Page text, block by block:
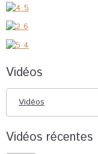
Vidéos
Vidéos
Vidéos récentes